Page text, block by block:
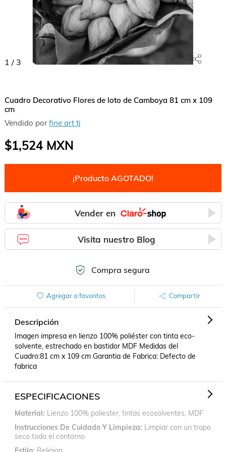
1 / 3
Cuadro Decorativo Flores de loto de Camboya 81 cm x 109
cm
Vendido porfine art tj
$1,524MXN
¡Producto AGOTADO!
Vender en
Visita nuestro Blog
Compra segura
Agregar a favoritos Compartir
Descripción
Imagen impresa en lienzo 100% poliéster con tinta eco-
solvente, estrechado en bastidor MDF Medidas del
Cuadro:81 cm x 109 cm Garantia de Fabrica: Defecto de
fabrica
ESPECIFICACIONES
Material Lienzo 100% poliester, tintas ecosolventes, MDF
Instrucciones De Cuidado Y Limpieza Limpiar con un trapo
seco todo el contorno